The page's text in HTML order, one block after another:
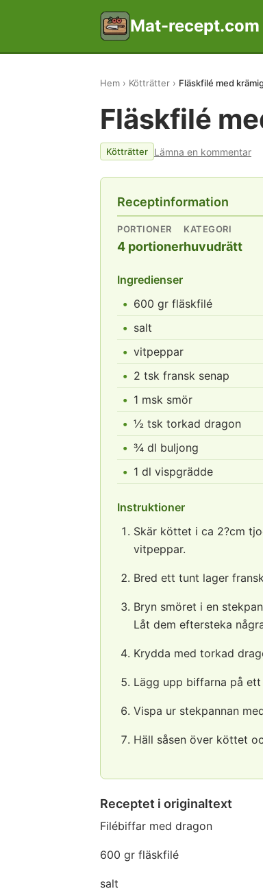
Mat-recept.com
Hem Kötträtter Fläskfilé med
Fläskfilé
Kötträtter Lämna en kommentar
Receptinformation
PORTIONER
4 portioner
KATEGORI
huvudrätt
Ingredienser
600 gr fläskfilé
salt
vitpeppar
2 tsk fransk senap
1 msk smör
½ tsk torkad dragon
¾ dl buljong
1 dl vispgrädde
Instruktioner
Skär köttet i ca 2?cm
vitpeppar.
Bred ett tunt lager
Bryn smöret i en
Låt dem eftersteka
Krydda med torkad
Lägg upp biffarna på
Vispa ur stekpannan
Häll såsen över köttet
Receptet i originaltext
Filébiffar med dragon
600 gr fläskfilé
salt